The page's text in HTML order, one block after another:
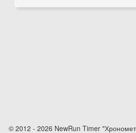
© 2012 - 2026 NewRun Timer